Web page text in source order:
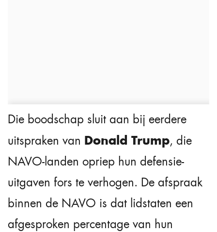
Die boodschap sluit aan bij eerdere
uitspraken van Donald Trump, die
NAVO-landen opriep hun defensie-
uitgaven fors te verhogen. De afspraak
binnen de NAVO is dat lidstaten een
afgesproken percentage van hun